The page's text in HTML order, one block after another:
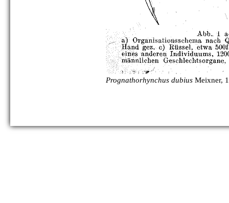
Prognathorhynchus dubius Meixner,